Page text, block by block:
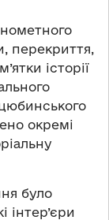
перекриття,
історії
окремі
було
інтер’єри